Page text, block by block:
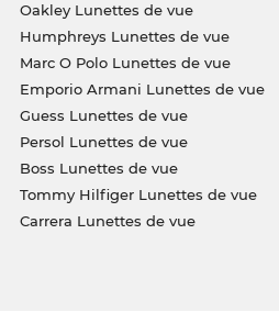
Oakley Lunettes de vue
Humphreys Lunettes de vue
Marc O Polo Lunettes de vue
Emporio Armani Lunettes de vue
Guess Lunettes de vue
Persol Lunettes de vue
Boss Lunettes de vue
Tommy Hilfiger Lunettes de vue
Carrera Lunettes de vue